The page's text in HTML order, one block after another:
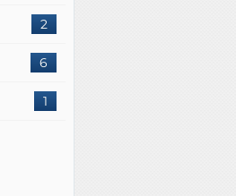
2
6
1